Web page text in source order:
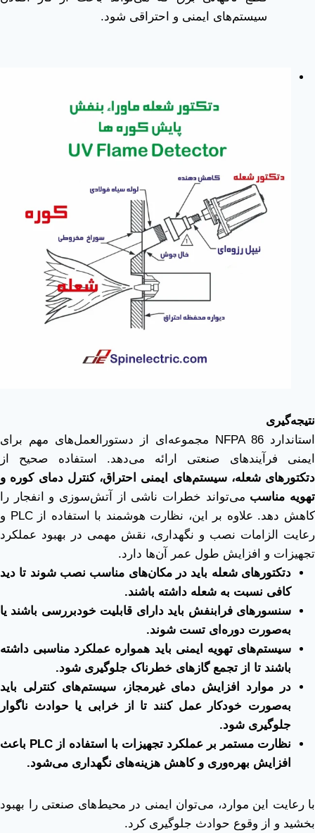
سیستم‌های ایمنی و احتراقی شود.
نتیجه‌گیری
استاندارد NFPA 86 مجموعه‌ای از دستورالعمل‌های مهم برای
ایمنی فرآیندهای صنعتی ارائه می‌دهد. استفاده صحیح از
دتکتورهای شعله، سیستم‌های ایمنی احتراق، کنترل دمای کوره و
تهویه مناسب می‌تواند خطرات ناشی از آتش‌سوزی و انفجار را
کاهش دهد. علاوه بر این، نظارت هوشمند با استفاده از PLC و
رعایت الزامات نصب و نگهداری، نقش مهمی در بهبود عملکرد
تجهیزات و افزایش طول عمر آن‌ها دارد.
دتکتورهای شعله باید در مکان‌های مناسب نصب شوند تا دید
کافی نسبت به شعله داشته باشند.
سنسورهای فرابنفش باید دارای قابلیت خودبررسی باشند یا
به‌صورت دوره‌ای تست شوند.
سیستم‌های تهویه ایمنی باید همواره عملکرد مناسبی داشته
باشند تا از تجمع گازهای خطرناک جلوگیری شود.
در موارد افزایش دمای غیرمجاز، سیستم‌های کنترلی باید
به‌صورت خودکار عمل کنند تا از خرابی یا حوادث ناگوار
جلوگیری شود.
نظارت مستمر بر عملکرد تجهیزات با استفاده از
باعث
افزایش بهره‌وری و کاهش هزینه‌های نگهداری می‌شود.
با رعایت این موارد، می‌توان ایمنی در محیط‌های صنعتی را بهبود
بخشید و از وقوع حوادث جلوگیری کرد.